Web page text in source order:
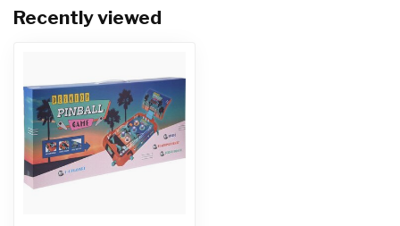
Recently viewed